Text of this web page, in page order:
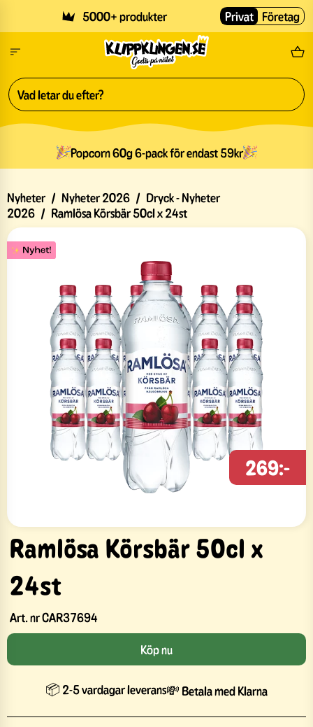
5000+ produkter Fri
Privat Företag
Popcorn 60g 6-pack för endast 59kr
Nyheter / Nyheter 2026 / Dryck - Nyheter
2026 / Ramlösa Körsbär 50cl x 24st
Ramlösa Körsbär 50cl x
24st
Art. nrCAR37694
269:-
Köp nu
📦 2-5 vardagar leverans💸 Betala med Klarna